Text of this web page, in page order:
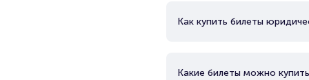
Как купить билеты
Какие билеты можно